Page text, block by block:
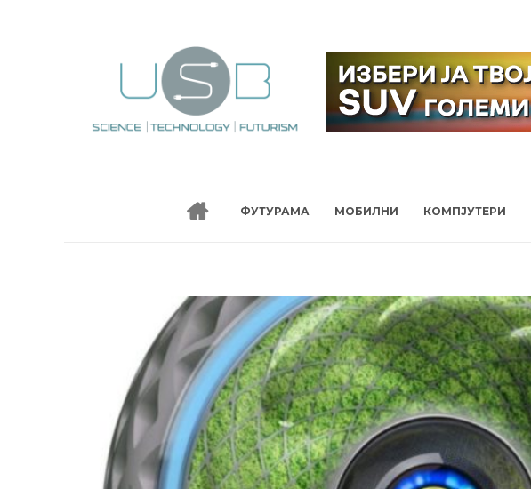
ФУТУРАМА МОБИЛНИ КОМПЈУТЕРИ